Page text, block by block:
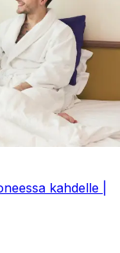
kahdelle |